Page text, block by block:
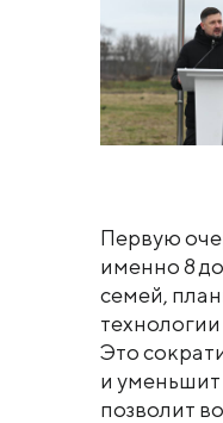
Первую
именно 8
семей,
Это
и уменьшит
позволит